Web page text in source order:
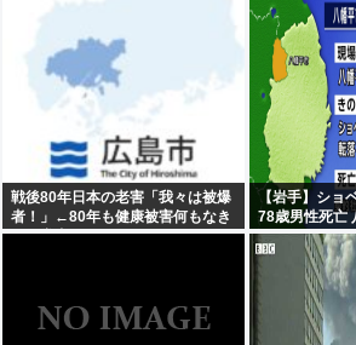
戦後80年日本の老害「我々は被爆
者！」←80年も健康被害何もなき
ゃ健常者やろ
【岩手】ショ
78歳男性死亡